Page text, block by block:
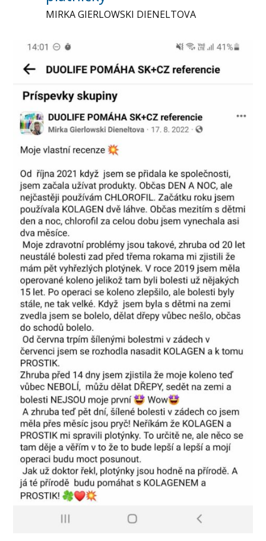
MIRKA GIERLOWSKI DIENELTOVA